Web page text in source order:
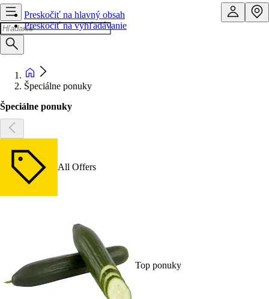
Preskočiť na hlavný obsah
Preskočiť na vyhľadávanie
Špeciálne ponuky
Špeciálne ponuky
All Offers
Top ponuky